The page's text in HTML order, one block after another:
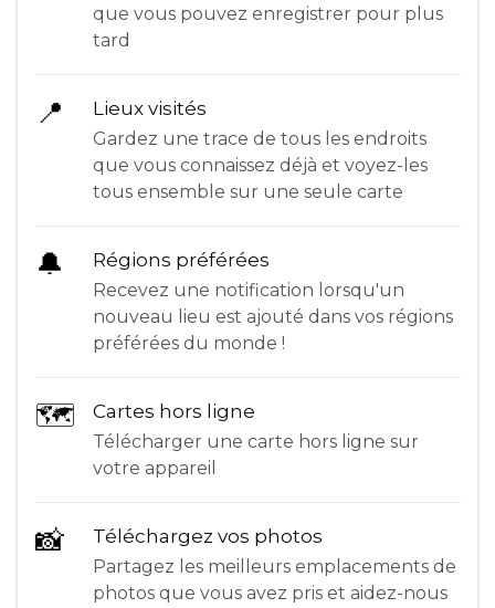
que vous pouvez enregistrer pour plus
tard
📍 Lieux visités
Gardez une trace de tous les endroits
que vous connaissez déjà et voyez-les
tous ensemble sur une seule carte
🔔 Régions préférées
Recevez une notification lorsqu'un
nouveau lieu est ajouté dans vos régions
préférées du monde !
🗺 Cartes hors ligne
Télécharger une carte hors ligne sur
votre appareil
📸 Téléchargez vos photos
Partagez les meilleurs emplacements de
photos que vous avez pris et aidez-nous